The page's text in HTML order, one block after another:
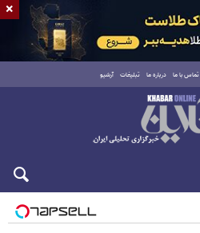
تماس با ما درباره ما تبلیغات آرشیو
×